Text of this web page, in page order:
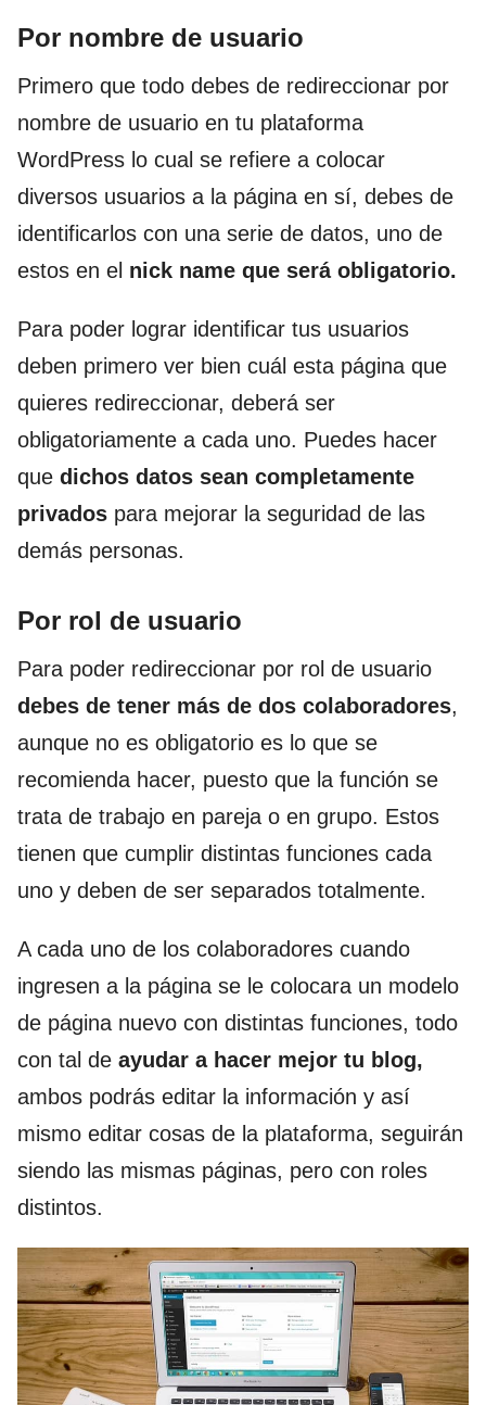
Por nombre de usuario
Primero que todo debes de redireccionar por
nombre de usuario en tu plataforma
WordPress lo cual se refiere a colocar
diversos usuarios a la página en sí, debes de
identificarlos con una serie de datos, uno de
estos en el nick name que será obligatorio.
Para poder lograr identificar tus usuarios
deben primero ver bien cuál esta página que
quieres redireccionar, deberá ser
obligatoriamente a cada uno. Puedes hacer
que dichos datos sean completamente
privados para mejorar la seguridad de las
demás personas.
Por rol de usuario
Para poder redireccionar por rol de usuario
debes de tener más de dos colaboradores,
aunque no es obligatorio es lo que se
recomienda hacer, puesto que la función se
trata de trabajo en pareja o en grupo. Estos
tienen que cumplir distintas funciones cada
uno y deben de ser separados totalmente.
A cada uno de los colaboradores cuando
ingresen a la página se le colocara un modelo
de página nuevo con distintas funciones, todo
con tal de ayudar a hacer mejor tu blog,
ambos podrás editar la información y así
mismo editar cosas de la plataforma, seguirán
siendo las mismas páginas, pero con roles
distintos.